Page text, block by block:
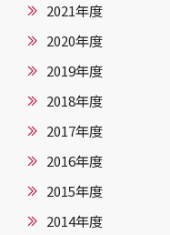
2021年度
2020年度
2019年度
2018年度
2017年度
2016年度
2015年度
2014年度